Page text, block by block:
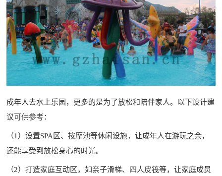
成年人去水上乐园，更多的是为了放松和陪伴家人。以下设计建
议可供参考：
（1）设置SPA区、按摩池等休闲设施，让成年人在游玩之余，
还能享受到放松身心的时光。
（2）打造家庭互动区，如亲子滑梯、四人皮筏等，让家庭成员